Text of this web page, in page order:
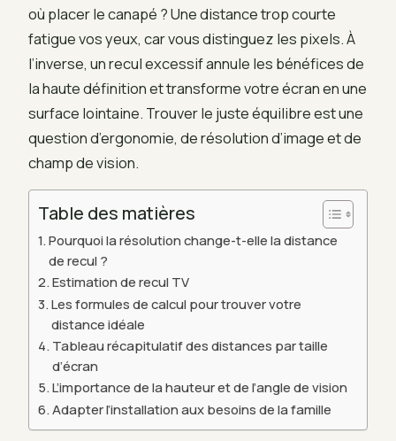
où placer le canapé ? Une distance trop courte
fatigue vos yeux, car vous distinguez les pixels. À
l’inverse, un recul excessif annule les bénéfices de
la haute définition et transforme votre écran en une
surface lointaine. Trouver le juste équilibre est une
question d’ergonomie, de résolution d’image et de
champ de vision.
Table des matières
Pourquoi la résolution change-t-elle la distance
de recul ?
Estimation de recul TV
Les formules de calcul pour trouver votre
distance idéale
Tableau récapitulatif des distances par taille
d’écran
L’importance de la hauteur et de l’angle de vision
Adapter l’installation aux besoins de la famille